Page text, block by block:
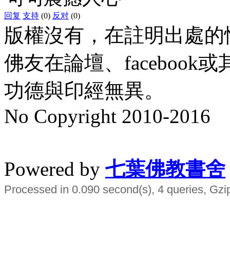
回复 支持 (0) 反对 (0)
版權沒有，在註明出處
佛友在論壇、facebook
功德與印經無異。
No Copyright 2010-2016
Powered by 七葉佛教書舍
Processed in 0.090 second(s), 4 queries,